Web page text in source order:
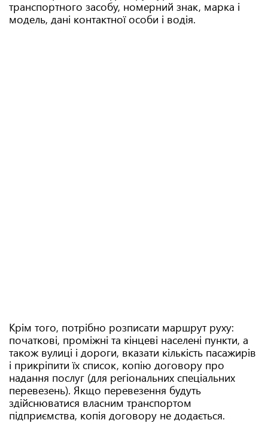
транспортного засобу, номерний знак, марка і
модель, дані контактної особи і водія.
Крім того, потрібно розписати маршрут руху:
початкові, проміжні та кінцеві населені пункти, а
також вулиці і дороги, вказати кількість пасажирів
і прикріпити їх список, копію договору про
надання послуг (для регіональних спеціальних
перевезень). Якщо перевезення будуть
здійснюватися власним транспортом
підприємства, копія договору не додається.